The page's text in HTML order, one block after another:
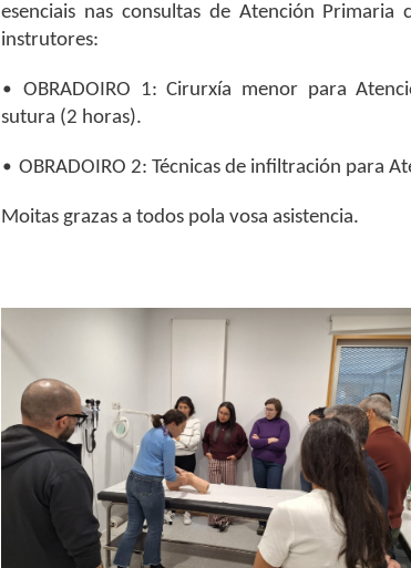
esenciais nas consultas de Atención Primaria
instrutores:
•OBRADOIRO 1: Cirurxía menor para
sutura (2 horas).
• OBRADOIRO 2: Técnicas de infiltración para
Moitas grazas a todos pola vosa asistencia.